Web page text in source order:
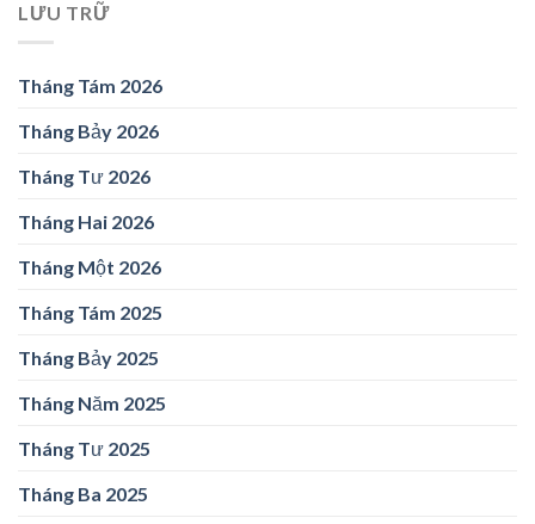
LƯU TRỮ
Tháng Tám 2026
Tháng Bảy 2026
Tháng Tư 2026
Tháng Hai 2026
Tháng Một 2026
Tháng Tám 2025
Tháng Bảy 2025
Tháng Năm 2025
Tháng Tư 2025
Tháng Ba 2025